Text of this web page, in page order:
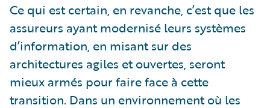
Ce qui est certain, en revanche, c’est que les
assureurs ayant modernisé leurs systèmes
d’information, en misant sur des
architectures agiles et ouvertes, seront
mieux armés pour faire face à cette
transition. Dans un environnement où les